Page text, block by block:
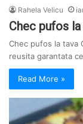
Rahela Velicu
Chec pufos
Chec pufos la tava
reusita garantata
Read More »